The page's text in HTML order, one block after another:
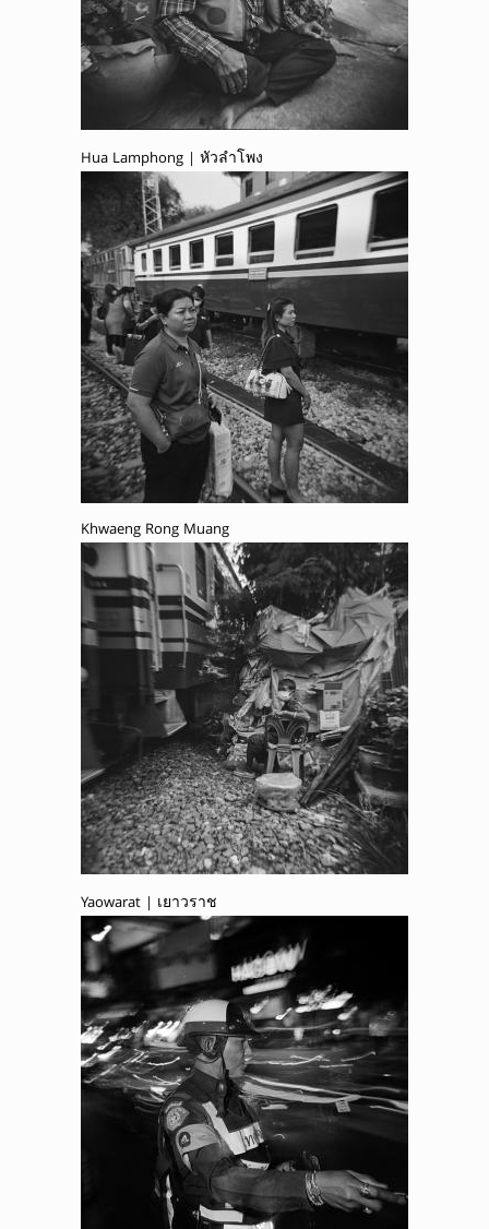
Hua Lamphong | หัวลำโพง
Khwaeng Rong Muang
Yaowarat | เยาวราช